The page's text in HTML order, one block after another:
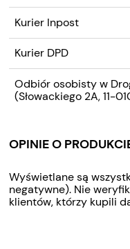
Kurier Inpost
Kurier DPD
Odbiór osobisty w
(Słowackiego 2A, 11-
OPINIE O
Wyświetlane są
negatywne). Nie
klientów, którzy kupili